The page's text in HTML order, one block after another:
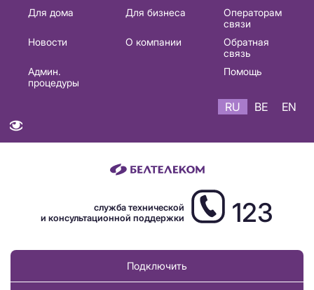
Основная
навигация
Для дома Для бизнеса
Операторам
связи
Новости
О компании
Обратная
связь
Админ.
процедуры
Помощь
RU BE EN
служба технической
и консультационной поддержки
123
Подключить